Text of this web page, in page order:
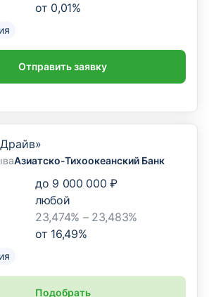
от 0,01%
Отправить заявку
Азиатско-Тихоокеанский Банк
до 9 000 000 ₽
любой
23,474% – 23,483%
от 16,49%
Подобрать